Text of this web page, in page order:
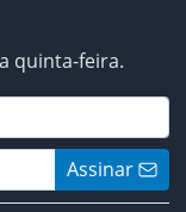
quinta-feira.
Assinar